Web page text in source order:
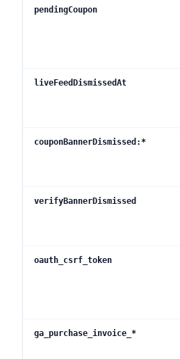
Youtube kopen houdt
Youtube kijkuren kopen
Audiomateriaal kopen
Twitch volgers kopen
pendingCoupon
liveFeedDismissedAt
couponBannerDismissed:*
verifyBannerDismissed
oauth_csrf_token
ga_purchase_invoice_*